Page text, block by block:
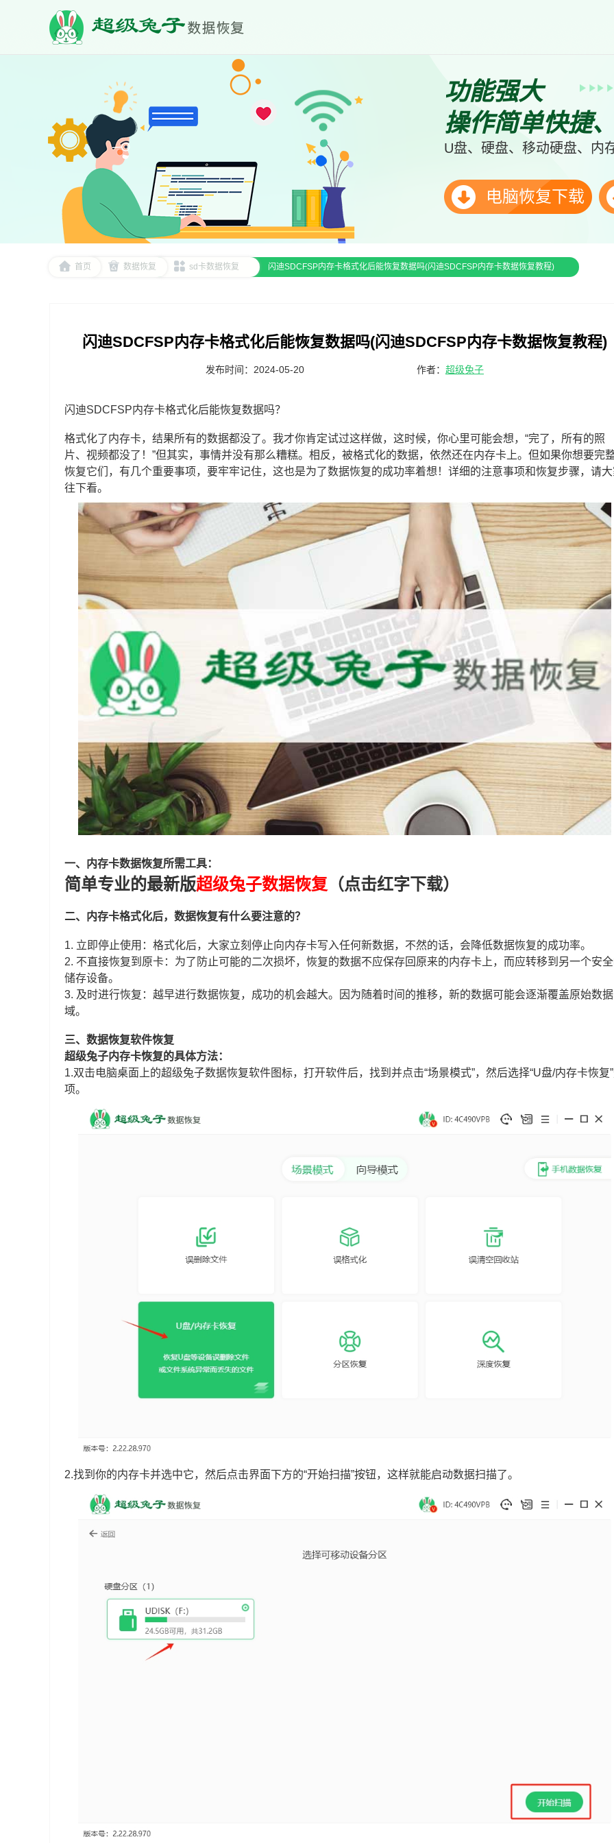
功能强大
操作简单快捷
U盘、硬盘、移动硬盘、内
电脑恢复下载
首页 数据恢复 sd卡数据恢复 闪迪SDCFSP内存卡格式化后能恢复数据吗(闪迪SDCFSP内存卡数据恢复教程)
闪迪SDCFSP内存卡格式化后能恢复数据吗(闪迪SDCFSP内存卡数据恢复教程)
发布时间：2024-05-20 作者： 超级兔子
闪迪SDCFSP内存卡格式化后能恢复数据吗？
格式化了内存卡，结果所有的数据都没了。我才你肯定试过这样做，这时候，你心里可能会想，“完了，所有的照
片、视频都没了！”但其实，事情并没有那么糟糕。相反，被格式化的数据，依然还在内存卡上。但如果你想要完
恢复它们，有几个重要事项，要牢牢记住，这也是为了数据恢复的成功率着想！详细的注意事项和恢复步骤，请大
往下看。
一、内存卡数据恢复所需工具：
简单专业的最新版超级兔子数据恢复 （点击红字下载）
二、内存卡格式化后，数据恢复有什么要注意的？
1. 立即停止使用：格式化后，大家立刻停止向内存卡写入任何新数据，不然的话，会降低数据恢复的成功率。
2. 不直接恢复到原卡：为了防止可能的二次损坏，恢复的数据不应保存回原来的内存卡上，而应转移到另一个安
储存设备。
3. 及时进行恢复：越早进行数据恢复，成功的机会越大。因为随着时间的推移，新的数据可能会逐渐覆盖原始数
域。
三、数据恢复软件恢复
超级兔子内存卡恢复的具体方法：
1.双击电脑桌面上的超级兔子数据恢复软件图标，打开软件后，找到并点击“场景模式”，然后选择“U盘/内存卡恢复
项。
2.找到你的内存卡并选中它，然后点击界面下方的“开始扫描”按钮，这样就能启动数据扫描了。